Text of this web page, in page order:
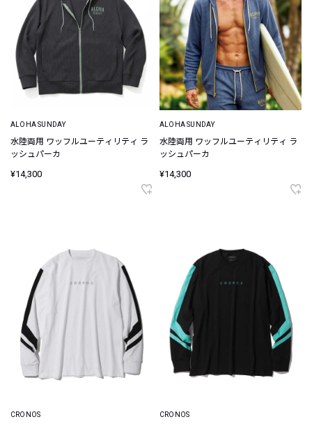
ALOHA SUNDAY
水陸両用 ワッフルユーティリティ ラ
ッシュパーカ
¥14,300
ALOHA SUNDAY
水陸両用 ワッフルユーティリティ ラ
ッシュパーカ
¥14,300
CRONOS CRONOS